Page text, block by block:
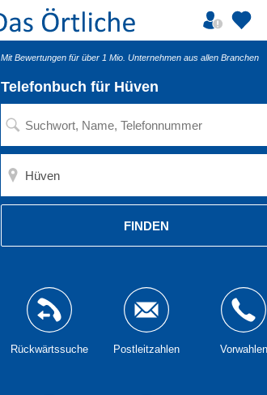
Mit Bewertungen für über 1 Mio. Unternehmen aus allen Branchen
Telefonbuch für Hüven
FINDEN
Rückwärtssuche Postleitzahlen Vorwahlen